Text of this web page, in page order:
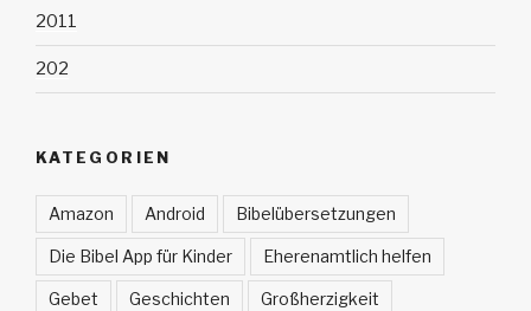
2011
202
KATEGORIEN
Amazon Android Bibelübersetzungen
Die Bibel App für Kinder Eherenamtlich helfen
Gebet Geschichten Großherzigkeit